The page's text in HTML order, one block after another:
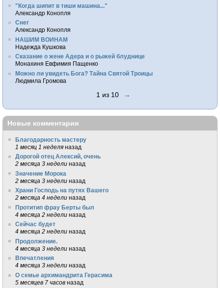
"Когда шипит в тиши машина..."
Александр Конопля
Снег
Александр Конопля
НАШИМ ВОИНАМ
Надежда Кушкова
Сказание о жене Адера и о рыжей блуднице
Монахиня Евфимия Пащенко
Можно ли увидеть Бога? Тайна Святой Троицы
Людмила Громова
1 из 10 →
Новые комментарии
Благодарность мастеру
1 месяц 1 неделя назад
Дорогой отец Алексий, очень
2 месяца 3 недели назад
Значение Морока
2 месяца 3 недели назад
Храни Господь на путях Вашего
2 месяца 4 недели назад
Протитип фрау Берты был
4 месяца 2 недели назад
Сейчас будет
4 месяца 2 недели назад
Продолжение.
4 месяца 3 недели назад
Впечатления
4 месяца 3 недели назад
О семье архимандрита Герасима
5 месяцев 7 часов назад